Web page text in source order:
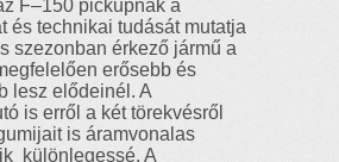
F–150 pickupnak a
és technikai tudását mutatja
szezonban érkező jármű a
erősebb és
lesz elődeinél. A
is erről a két törekvésről
is áramvonalas
különlegessé. A